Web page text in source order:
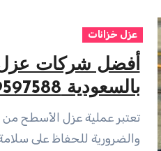
عزل خزانات
أفضل شركات
بالسعودية 0559597588
تعتبر عملية عزل الأسطح من الخطوات الأساسية
والضرورية للحفاظ على